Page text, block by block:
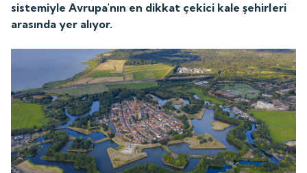
sistemiyle Avrupa'nın en dikkat çekici kale şehirleri
arasında yer alıyor.